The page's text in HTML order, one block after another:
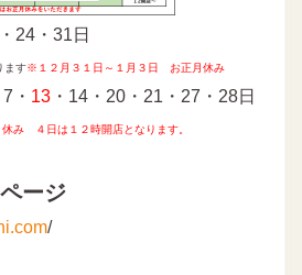
24・31日
ます※ １２月３１日～１月３日 お正月休み
・ 13 ・14・20・21・27・28日
み ４日は１２時開店となります。
ージ
/